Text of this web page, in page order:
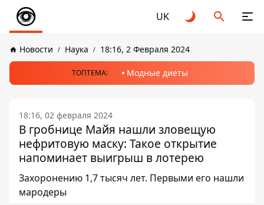
UK
Новости Наука 18:16, 2 Февраля 2024
ТОПТЕМА: Модные диеты
18:16, 02 февраля 2024
В гробнице Майя нашли зловещую
нефритовую маску: Такое открытие
напоминает выигрыш в лотерею
Захоронению 1,7 тысяч лет. Первыми его нашли
мародеры